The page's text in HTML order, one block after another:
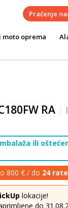
Praćenje
moto oprema
RA
ili
800 € / do 24 rate
lokacije!
do